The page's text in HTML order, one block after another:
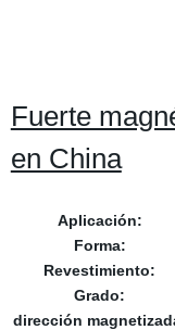
Fuerte
en China
Aplicación:
Forma:
Revestimiento:
Grado:
dirección